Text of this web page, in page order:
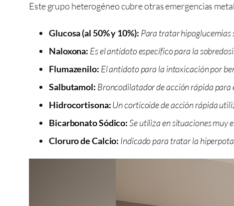
Este grupo heterogéneo cubre otras emergencias
Glucosa (al 50% y 10%): Para tratar hipoglucemias
Naloxona: Es el antídoto específico para la
Flumazenilo: El antídoto para la intoxicación por
Salbutamol: Broncodilatador de acción rápida para
Hidrocortisona:Un corticoide de acción rápida
Bicarbonato Sódico:Se utiliza en situaciones muy
Cloruro de Calcio: Indicado para tratar la